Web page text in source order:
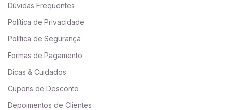
Dúvidas Frequentes
Política de Privacidade
Política de Segurança
Formas de Pagamento
Dicas & Cuidados
Cupons de Desconto
Depoimentos de Clientes